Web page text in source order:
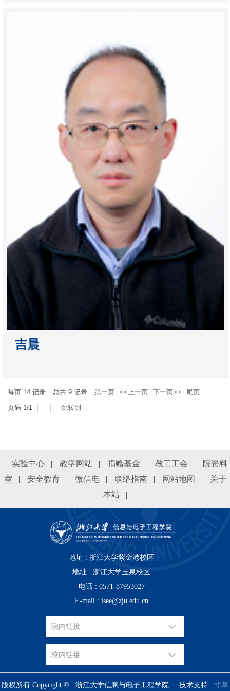
吉晨
每页 14记录 总共 9记录 第一页 <<上一页 下一页>>
尾页
页码 1/1 跳转到
| 实验中心 | 教学网站 | 捐赠基金 | 教工工会 |
院资料
室
| 安全教育 | 微信电 | 联络指南 | 网站地图 |
关于
本站
|
地址 : 浙江大学紫金港校区
地址 :浙江大学玉泉校区
电话 : 0571-87953027
E-mail : isee@zju.edu.cn
版权所有 Copyright © 浙江大学信息与电子工程学院 技术支持 : 寸草